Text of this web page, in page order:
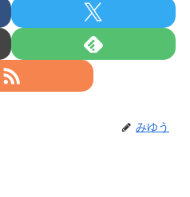
みゆう